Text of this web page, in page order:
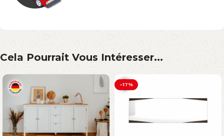
Cela Pourrait Vous Intéresser...
-17%